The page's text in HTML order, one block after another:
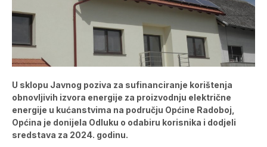
U sklopu Javnog poziva za sufinanciranje korištenja
obnovljivih izvora energije za proizvodnju električne
energije u kućanstvima na području Općine Radoboj,
Općina je donijela Odluku o odabiru korisnika i dodjeli
sredstava za 2024. godinu.